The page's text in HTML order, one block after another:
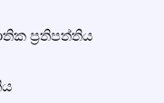
ප්‍රතිපත්තිය